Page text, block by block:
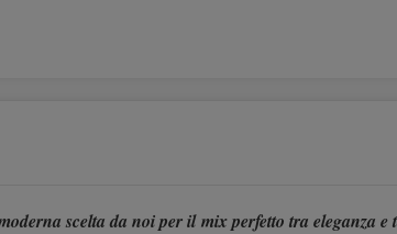
scelta da noi per il mix perfetto tra eleganza e